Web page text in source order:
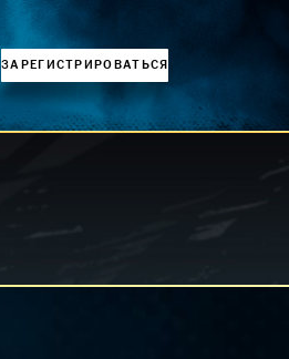
ЗАРЕГИСТРИРОВАТЬСЯ